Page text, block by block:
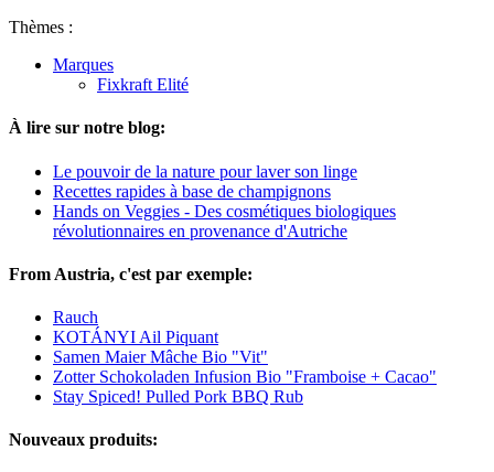
Thèmes :
Marques
Fixkraft Elité
À lire sur notre blog:
Le pouvoir de la nature pour laver son linge
Recettes rapides à base de champignons
Hands on Veggies - Des cosmétiques biologiques
révolutionnaires en provenance d'Autriche
From Austria, c'est par exemple:
Rauch
KOTÁNYI Ail Piquant
Samen Maier Mâche Bio "Vit"
Zotter Schokoladen Infusion Bio "Framboise + Cacao"
Stay Spiced! Pulled Pork BBQ Rub
Nouveaux produits: